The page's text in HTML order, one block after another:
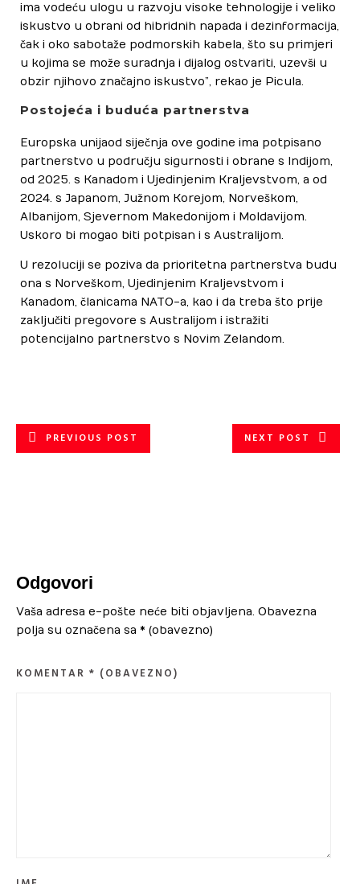
ima vodeću ulogu u razvoju visoke tehnologije i veliko
iskustvo u obrani od hibridnih napada i dezinformacija,
čak i oko sabotaže podmorskih kabela, što su primjeri
u kojima se može suradnja i dijalog ostvariti, uzevši u
obzir njihovo značajno iskustvo”, rekao je Picula.
Postojeća i buduća partnerstva
Europska unija od siječnja ove godine ima potpisano
partnerstvo u području sigurnosti i obrane s Indijom,
od 2025. s Kanadom i Ujedinjenim Kraljevstvom, a od
2024. s Japanom, Južnom Korejom, Norveškom,
Albanijom, Sjevernom Makedonijom i Moldavijom.
Uskoro bi mogao biti potpisan i s Australijom.
U rezoluciji se poziva da prioritetna partnerstva budu
ona s Norveškom, Ujedinjenim Kraljevstvom i
Kanadom, članicama NATO-a, kao i da treba što prije
zaključiti pregovore s Australijom i istražiti
potencijalno partnerstvo s Novim Zelandom.
PREVIOUS POST NEXT POST
Odgovori
Vaša adresa e-pošte neće biti objavljena. Obavezna
polja su označena sa * (obavezno)
KOMENTAR * (OBAVEZNO)